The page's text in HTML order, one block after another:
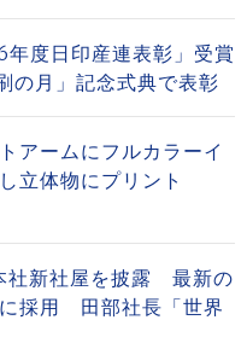
度日印産連表彰」受賞
月」記念式典で表彰
アームにフルカラーイ
立体物にプリント
社新社屋を披露 最新の
採用 田部社長「世界